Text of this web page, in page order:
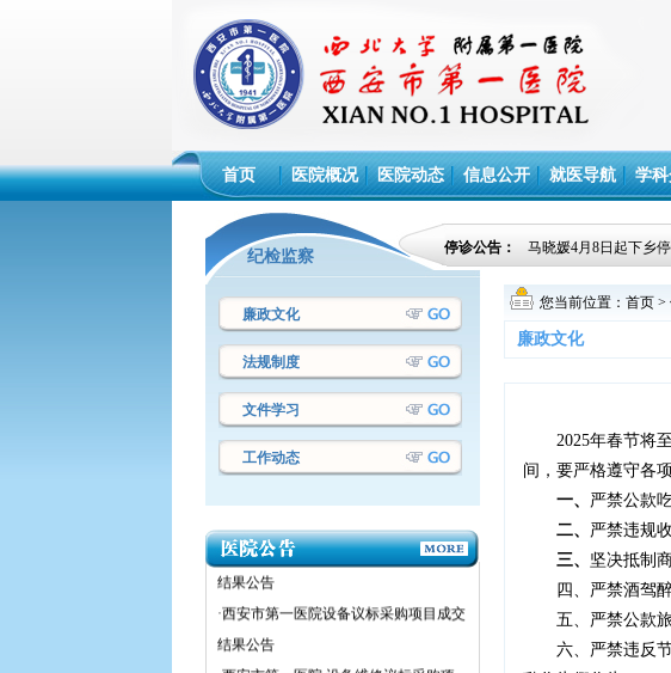
首页 医院概况 医院动态 信息公开 就医导航 学
纪检监察 停诊公告： 马晓媛4月8日起下乡
廉政文化
法规制度
文件学习
工作动态
·西安市第一医院设备议标采购项目成交
结果公告
您当前位置： 首页>
廉政文化
2025年春节将
间，要严格遵守各
一、 严禁公款
二、 严禁违规
三、 坚决抵制
四、严禁酒驾
五、严禁公款
六、严禁违反